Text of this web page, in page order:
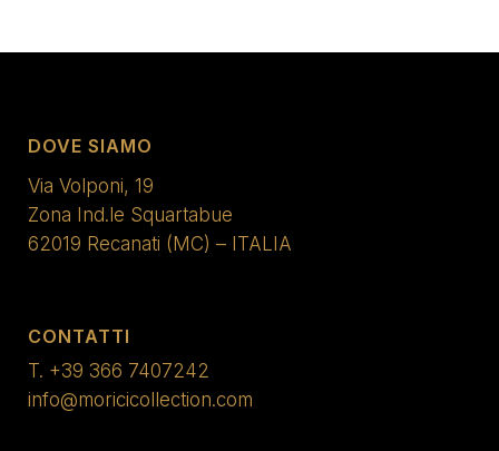
DOVE SIAMO
Via Volponi, 19
Zona Ind.le Squartabue
62019 Recanati (MC) – ITALIA
CONTATTI
T. +39 366 7407242
info@moricicollection.com